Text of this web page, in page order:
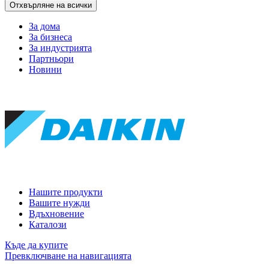
Отхвърляне на всички
За дома
За бизнеса
За индустрията
Партньори
Новини
Нашите продукти
Вашите нужди
Вдъхновение
Каталози
Къде да купите
Превключване на навигацията